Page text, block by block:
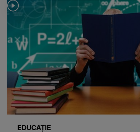
EDUCAȚIE